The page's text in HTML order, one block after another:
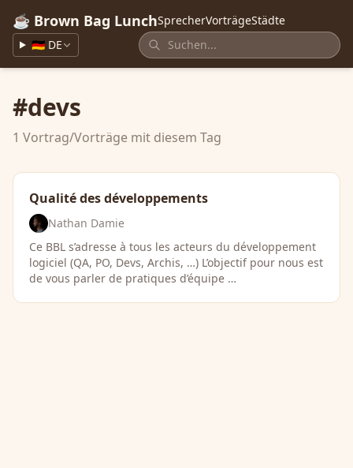
☕ Brown Bag LunchSprecherVorträgeStädte
🇩🇪 DE
#devs
1 Vortrag/Vorträge mit diesem Tag
Qualité des développements
Nathan Damie
Ce BBL s’adresse à tous les acteurs du développement
logiciel (QA, PO, Devs, Archis, …​) L’objectif pour nous est
de vous parler de pratiques d’équipe …